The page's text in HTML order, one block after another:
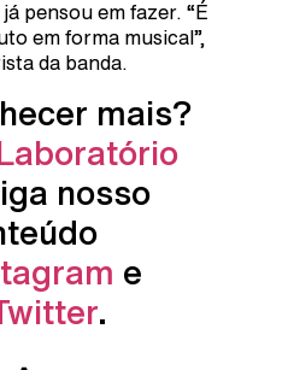
pensou em fazer. “É
em forma musical”,
da banda.
mais?
nosso
e
.